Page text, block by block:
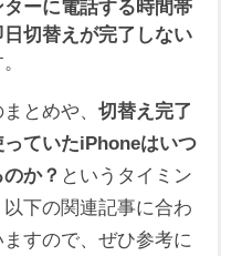
ターに電話する時間帯
切替えが完了しない
とめや、切替え完了
っていたiPhoneはいつ
か？ というタイミン
下の関連記事に合わ
すので、ぜひ参考に